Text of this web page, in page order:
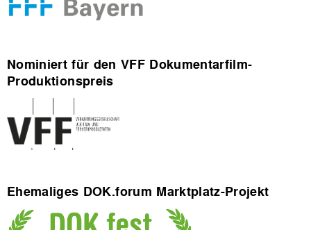
Nominiert für den VFF Dokumentarfilm-
Produktionspreis
Ehemaliges DOK.forum Marktplatz-Projekt